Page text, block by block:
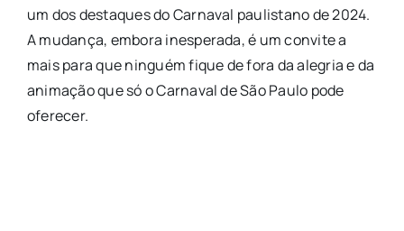
um dos destaques do Carnaval paulistano de 2024.
A mudança, embora inesperada, é um convite a
mais para que ninguém fique de fora da alegria e da
animação que só o Carnaval de São Paulo pode
oferecer.